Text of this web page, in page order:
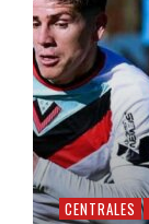
CENTRALES